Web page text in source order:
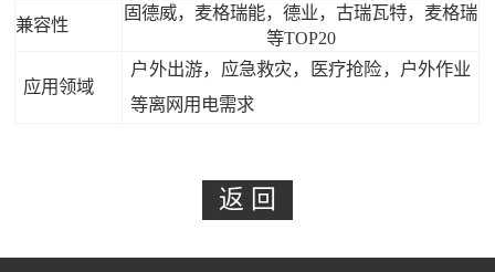
兼容性
固德威，麦格瑞能，德业，古瑞瓦特，麦格瑞
等TOP20
应用领域
户外出游，应急救灾，医疗抢险，户外作业
等离网用电需求